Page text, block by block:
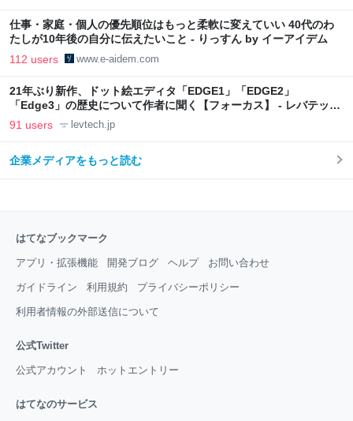
仕事・家庭・個人の優先順位はもっと柔軟に変えていい 40代のわ
たしが10年後の自分に伝えたいこと - りっすん by イーアイデム
112 users www.e-aidem.com
21年ぶり新作、ドット絵エディタ「EDGE1」「EDGE2」
「Edge3」の歴史について作者に聞く【フォーカス】 - レバテック
LAB
91 users levtech.jp
企業メディアをもっと読む
はてなブックマーク
アプリ・拡張機能 開発ブログ ヘルプ お問い合わせ
ガイドライン 利用規約 プライバシーポリシー
利用者情報の外部送信について
公式Twitter
公式アカウント ホットエントリー
はてなのサービス